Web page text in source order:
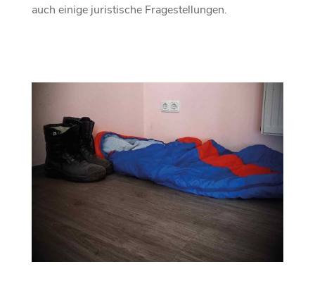
auch einige juristische Fragestellungen.